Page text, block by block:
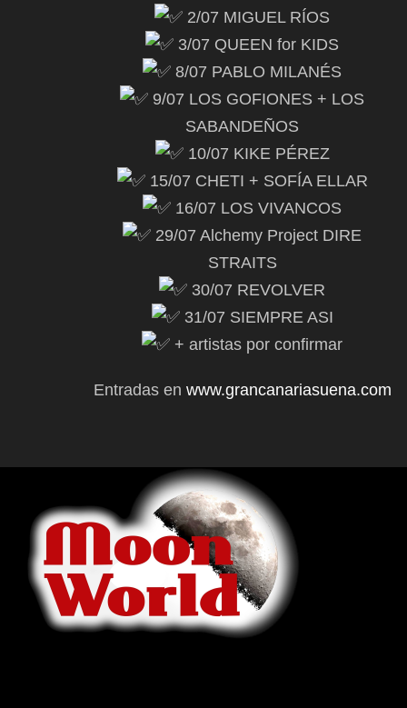
2/07 MIGUEL RÍOS
3/07 QUEEN for KIDS
8/07 PABLO MILANÉS
9/07 LOS GOFIONES + LOS
SABANDEÑOS
10/07 KIKE PÉREZ
15/07 CHETI + SOFÍA ELLAR
16/07 LOS VIVANCOS
29/07 Alchemy Project DIRE
STRAITS
30/07 REVOLVER
31/07 SIEMPRE ASI
+ artistas por confirmar
Entradas en www.grancanariasuena.com